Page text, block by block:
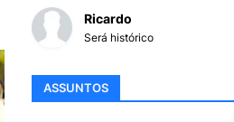
Ricardo
Será histórico
ASSUNTOS